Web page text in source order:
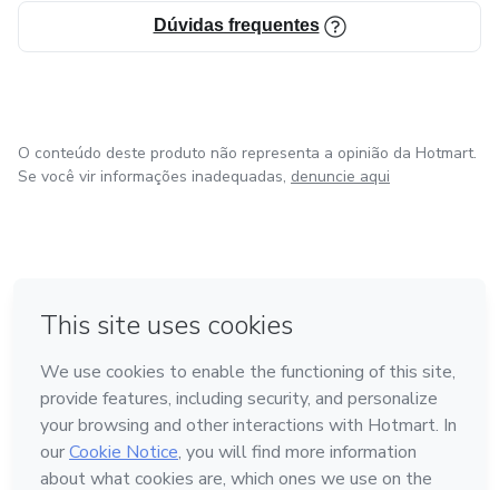
Dúvidas frequentes
O conteúdo deste produto não representa a opinião da Hotmart.
Se você vir informações inadequadas, denuncie aqui
Feito com ❤
em Belo Horizonte
na Cidade do México